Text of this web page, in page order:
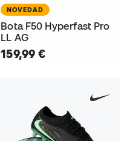
NOVEDAD
Bota F50 Hyperfast Pro
LL AG
159,99 €